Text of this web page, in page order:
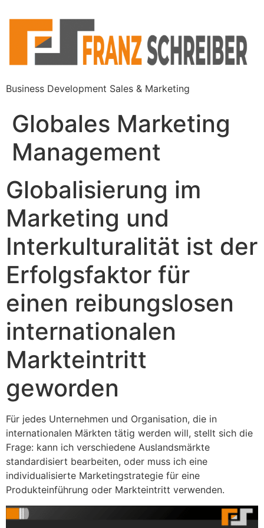
Business Development Sales & Marketing
Globales Marketing
Management
Globalisierung im
Marketing und
Interkulturalität ist der
Erfolgsfaktor für
einen reibungslosen
internationalen
Markteintritt
geworden
Für jedes Unternehmen und Organisation, die in
internationalen Märkten tätig werden will, stellt sich die
Frage: kann ich verschiedene Auslandsmärkte
standardisiert bearbeiten, oder muss ich eine
individualisierte Marketingstrategie für eine
Produkteinführung oder Markteintritt verwenden.